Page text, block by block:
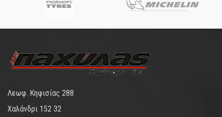
Λεωφ. Κηφισίας 288
Χαλάνδρι 152 32